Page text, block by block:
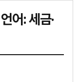
어: 세금·